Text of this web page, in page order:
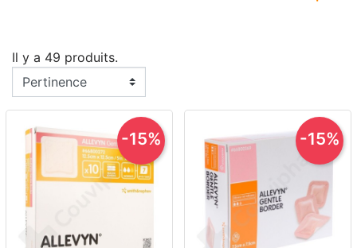
Il y a 49 produits.
-15% -15%